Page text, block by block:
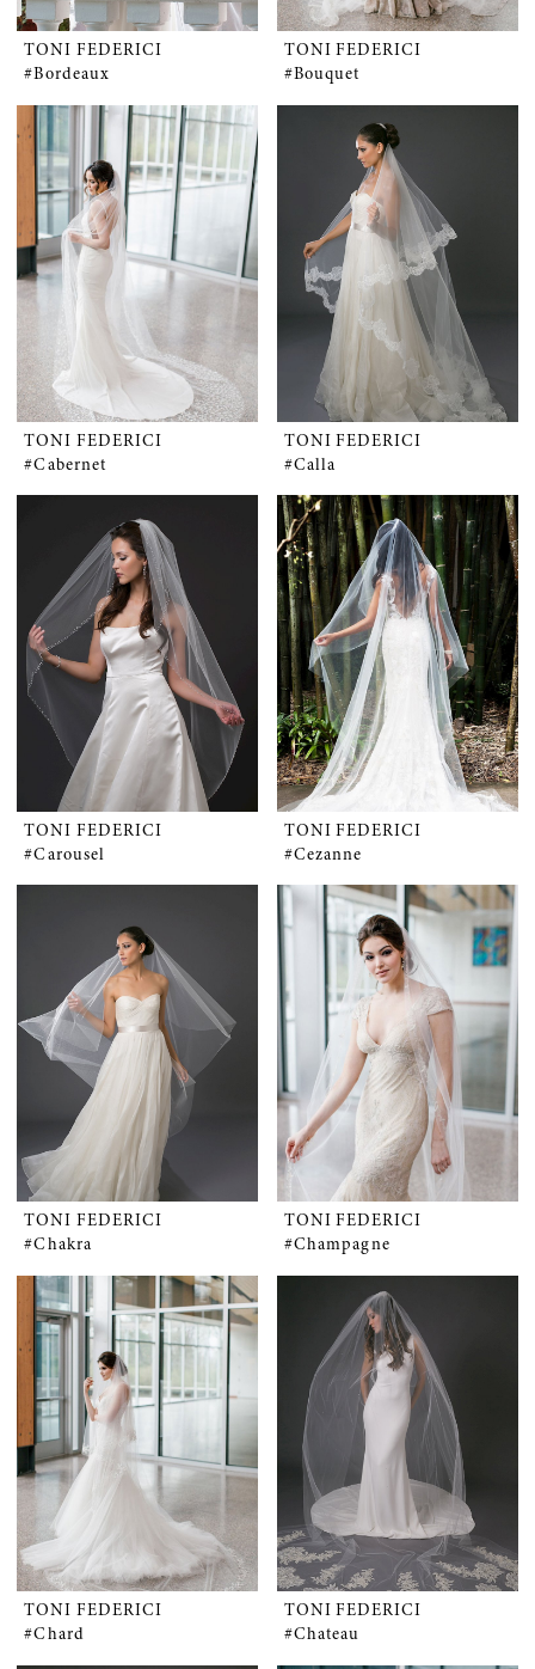
TONI FEDERICI
#Bordeaux
TONI FEDERICI
#Bouquet
TONI FEDERICI
#Cabernet
TONI FEDERICI
#Calla
TONI FEDERICI
#Carousel
TONI FEDERICI
#Cezanne
TONI FEDERICI
#Chakra
TONI FEDERICI
#Champagne
TONI FEDERICI
#Chard
TONI FEDERICI
#Chateau